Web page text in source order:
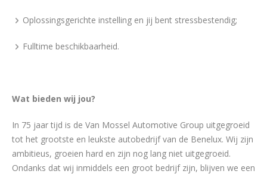
Oplossingsgerichte instelling en jij bent stressbestendig;
Fulltime beschikbaarheid.
Wat bieden wij jou?
In 75 jaar tijd is de Van Mossel Automotive Group uitgegroeid
tot het grootste en leukste autobedrijf van de Benelux. Wij zijn
ambitieus, groeien hard en zijn nog lang niet uitgegroeid.
Ondanks dat wij inmiddels een groot bedrijf zijn, blijven we een